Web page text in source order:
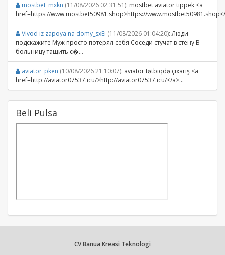
mostbet_mxkn (11/08/2026 02:31:51): mostbet aviator tippek <a
href=https://www.mostbet50981.shop>https://
Vivod iz zapoya na domy_sxEi (11/08/2026 01:04:20): Люди
подскажите Муж просто потерял себя Соседи стучат в стену В
больницу тащить с�...
aviator_pken (10/08/2026 21:10:07): aviator tətbiqdə çıxarış <a
href=http://aviator07537.icu/>http://aviator07537.icu/</a>...
Beli Pulsa
CV Banua Kreasi Teknologi